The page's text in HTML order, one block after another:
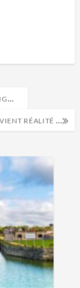
QUAND LA SCIENCE-FICTION DEVIENT RÉALITÉ : INNOVATIONS QUI CHANGENT NOTRE MONDE